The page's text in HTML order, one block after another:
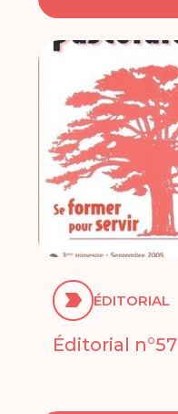
ÉDITORIAL
Éditorial n°57